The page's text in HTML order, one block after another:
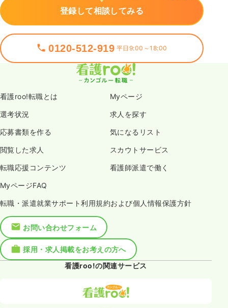
登録して相談してみる
0120-512-919 平日9:00～18:00
看護roo!転職とは Myページ
選考状況 求人を探す
応募書類を作る 気になるリスト
閲覧した求人 スカウトサービス
転職応援コンテンツ 看護師派遣で働く
MyページFAQ
転職・派遣就業サポート利用規約および個人情報保護方針
お問い合わせフォーム
採用・求人掲載をお考えの方へ
看護roo!の関連サービス